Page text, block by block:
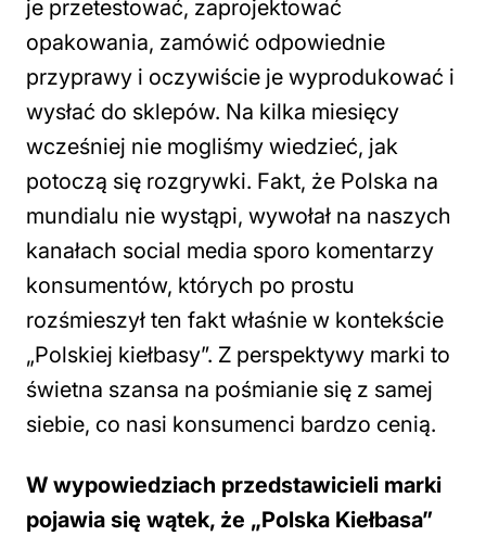
je przetestować, zaprojektować
opakowania, zamówić odpowiednie
przyprawy i oczywiście je wyprodukować i
wysłać do sklepów. Na kilka miesięcy
wcześniej nie mogliśmy wiedzieć, jak
potoczą się rozgrywki. Fakt, że Polska na
mundialu nie wystąpi, wywołał na naszych
kanałach social media sporo komentarzy
konsumentów, których po prostu
rozśmieszył ten fakt właśnie w kontekście
„Polskiej kiełbasy”. Z perspektywy marki to
świetna szansa na pośmianie się z samej
siebie, co nasi konsumenci bardzo cenią.
W wypowiedziach przedstawicieli marki
pojawia się wątek, że „Polska Kiełbasa”